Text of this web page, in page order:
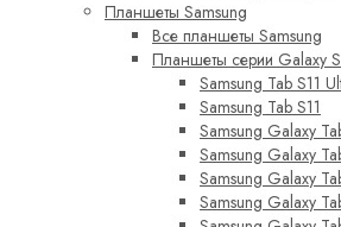
Планшеты Samsung
Все планшеты Samsung
Планшеты серии Galaxy S
Samsung Tab S11
Samsung Tab S11
Samsung Galaxy
Samsung Galaxy
Samsung Galaxy
Samsung Galaxy